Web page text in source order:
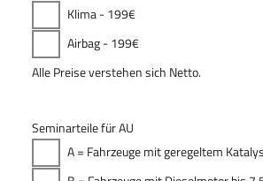
Klima - 199€
Airbag - 199€
Alle Preise verstehen sich Netto.
Seminarteile für AU
A = Fahrzeuge mit geregeltem